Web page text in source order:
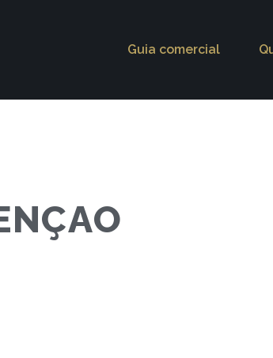
Guia comercial